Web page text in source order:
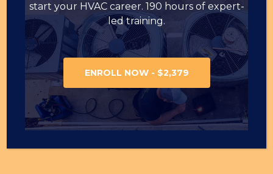
start your HVAC career. 190 hours of expert-
led training.
ENROLL NOW - $2,379